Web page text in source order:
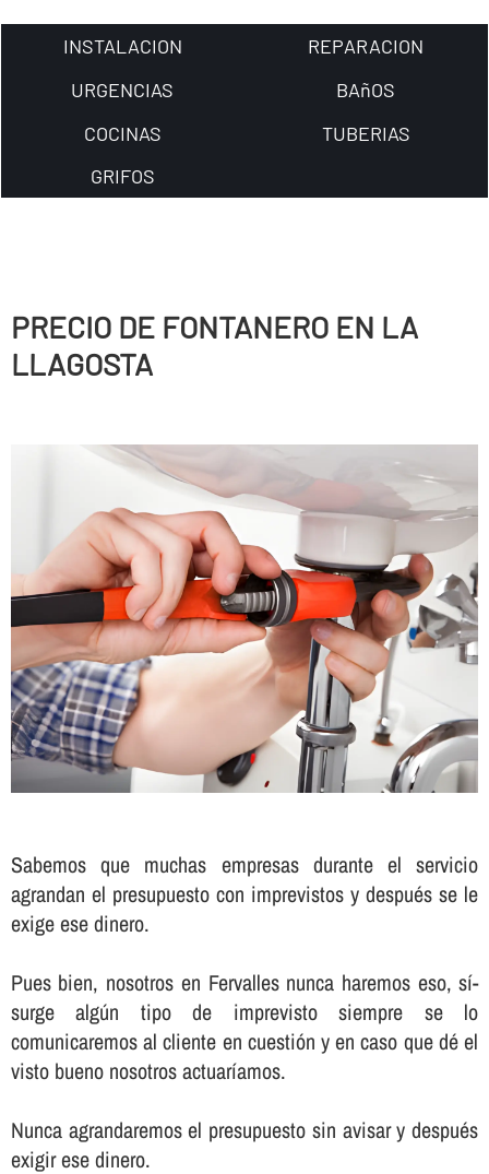
INSTALACION
REPARACION
URGENCIAS
BAñOS
COCINAS
TUBERIAS
GRIFOS
PRECIO DE FONTANERO EN LA
LLAGOSTA
Sabemos que muchas empresas durante el servicio
agrandan el presupuesto con imprevistos y después se le
exige ese dinero.
Pues bien, nosotros en Fervalles nunca haremos eso, sí­
surge algún tipo de imprevisto siempre se lo
comunicaremos al cliente en cuestión y en caso que dé el
visto bueno nosotros actuarí­amos.
Nunca agrandaremos el presupuesto sin avisar y después
exigir ese dinero.